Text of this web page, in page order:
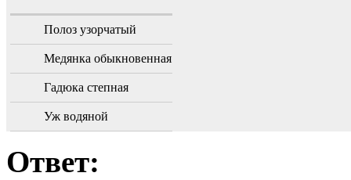
Полоз узорчатый
Медянка обыкновенная
Гадюка степная
Уж водяной
Ответ: